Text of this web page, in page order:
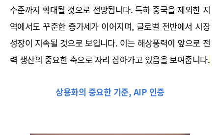
수준까지 확대될 것으로 전망됩니다. 특히 중국을 제외한 지
역에서도 꾸준한 증가세가 이어지며, 글로벌 전반에서 시장
성장이 지속될 것으로 보입니다. 이는 해상풍력이 앞으로 전
력 생산의 중요한 축으로 자리 잡아가고 있음을 보여줍니다.
상용화의 중요한 기준, AIP 인증